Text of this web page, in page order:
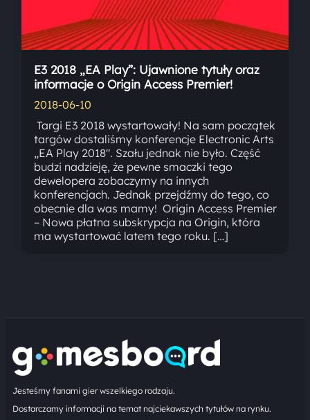
E3 2018 „EA Play”: Ujawnione tytuły oraz
informacje o Origin Access Premier!
2018-06-10
Targi E3 2018 wystartowały! Na sam początek
targów dostaliśmy konferencje Electronic Arts
„EA Play 2018″. Szału jednak nie było. Część
budzi nadzieję, że pewne smaczki tego
dewelopera zobaczymy na innych
konferencjach. Jednak przejdźmy do tego, co
obecnie dla was mamy! Origin Access Premier
– Nowa płatna subskrypcja na Origin, która
ma wystartować latem tego roku. […]
Jesteśmy fanami gier wszelkiego rodzaju.
Dostarczamy informacji na temat najciekawszych tytułów na rynku.